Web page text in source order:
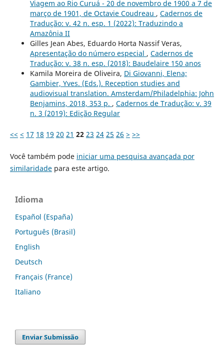
Viagem ao Rio Curuá - 20 de novembro de 1900 a 7 de
março de 1901, de Octavie Coudreau , Cadernos de
Tradução: v. 42 n. esp. 1 (2022): Traduzindo a
Amazônia II
Gilles Jean Abes, Eduardo Horta Nassif Veras,
Apresentação do número especial , Cadernos de
Tradução: v. 38 n. esp. (2018): Baudelaire 150 anos
Kamila Moreira de Oliveira, Di Giovanni, Elena;
Gambier, Yves. (Eds.). Reception studies and
audiovisual translation. Amsterdam/Philadelphia: John
Benjamins, 2018, 353 p. , Cadernos de Tradução: v. 39
n. 3 (2019): Edição Regular
<< < 17 18 19 20 21 22 23 24 25 26 > >>
Você também pode iniciar uma pesquisa avançada por
similaridadepara este artigo.
Idioma
Español (España)
Português (Brasil)
English
Deutsch
Français (France)
Italiano
Enviar Submissão